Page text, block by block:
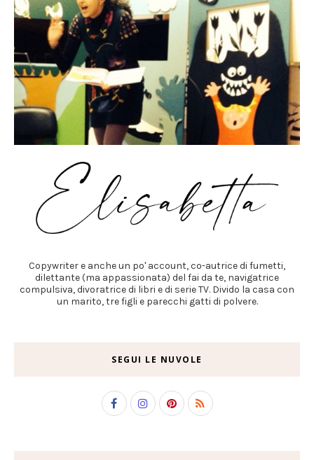
Copywriter e anche un po' account, co-autrice di fumetti,
dilettante (ma appassionata) del fai da te, navigatrice
compulsiva, divoratrice di libri e di serie TV. Divido la casa con
un marito, tre figli e parecchi gatti di polvere.
SEGUI LE NUVOLE